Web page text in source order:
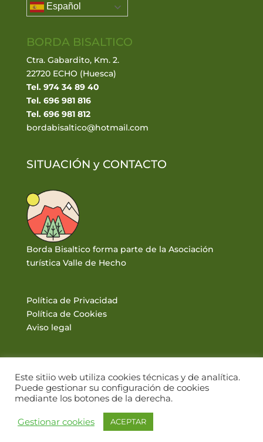
Español
BORDA BISALTICO
Ctra. Gabardito, Km. 2.
22720 ECHO (Huesca)
Tel. 974 34 89 40
Tel. 696 981 816
Tel. 696 981 812
bordabisaltico@hotmail.com
SITUACIÓN y CONTACTO
Borda Bisaltico forma parte de la Asociación
turística Valle de Hecho
Política de Privacidad
Política de Cookies
Aviso legal
© BORDA BISALTICO 2017. VALLE DE HECHO · PIRINEOS |
DISEÑO WEB: WWW.PIRINEUM.ES
Este sitiio web utiliza cookies técnicas y de analítica.
Puede gestionar su configuración de cookies
mediante los botones de la derecha.
Gestionar cookies ACEPTAR